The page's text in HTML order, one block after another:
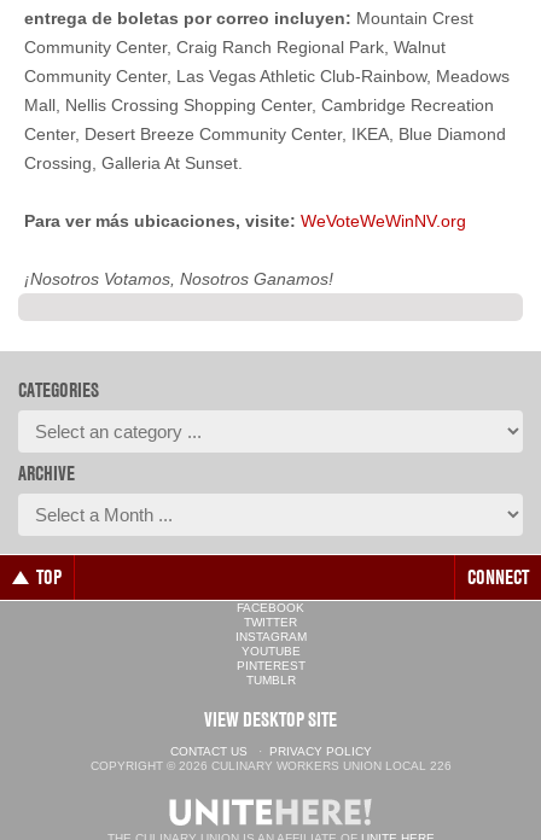
entrega de boletas por correo incluyen: Mountain Crest
Community Center, Craig Ranch Regional Park, Walnut
Community Center, Las Vegas Athletic Club-Rainbow, Meadows
Mall, Nellis Crossing Shopping Center, Cambridge Recreation
Center, Desert Breeze Community Center, IKEA, Blue Diamond
Crossing, Galleria At Sunset.
Para ver más ubicaciones, visite: WeVoteWeWinNV.org
¡Nosotros Votamos, Nosotros Ganamos!
CATEGORIES
ARCHIVE
TOP CONNECT
FACEBOOK
TWITTER
INSTAGRAM
YOUTUBE
PINTEREST
TUMBLR
VIEW DESKTOP SITE
CONTACT US ·
PRIVACY POLICY
COPYRIGHT © 2026 CULINARY WORKERS UNION LOCAL 226